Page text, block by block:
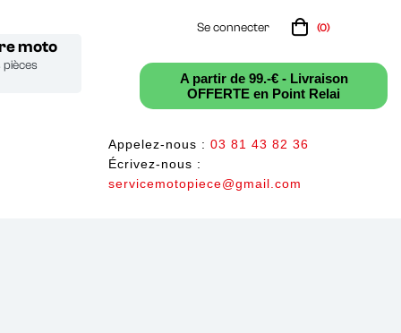
moto
Se connecter (0)
A partir de 99.-€ - Livraison
OFFERTE en Point Relai
Appelez-nous : 03 81 43 82 36
Écrivez-nous :
servicemotopiece@gmail.com